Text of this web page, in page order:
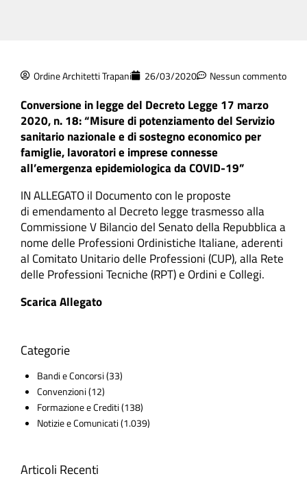
Ordine Architetti Trapani 26/03/2020 Nessun commento
Conversione in legge del Decreto Legge 17 marzo
2020, n. 18: “Misure di potenziamento del Servizio
sanitario nazionale e di sostegno economico per
famiglie, lavoratori e imprese connesse
all’emergenza epidemiologica da COVID-19”
IN ALLEGATO il Documento con le proposte
di emendamento al Decreto legge trasmesso alla
Commissione V Bilancio del Senato della Repubblica a
nome delle Professioni Ordinistiche Italiane, aderenti
al Comitato Unitario delle Professioni (CUP), alla Rete
delle Professioni Tecniche (RPT) e Ordini e Collegi.
Scarica Allegato
Categorie
Bandi e Concorsi(33)
Convenzioni(12)
Formazione e Crediti(138)
Notizie e Comunicati(1.039)
Articoli Recenti